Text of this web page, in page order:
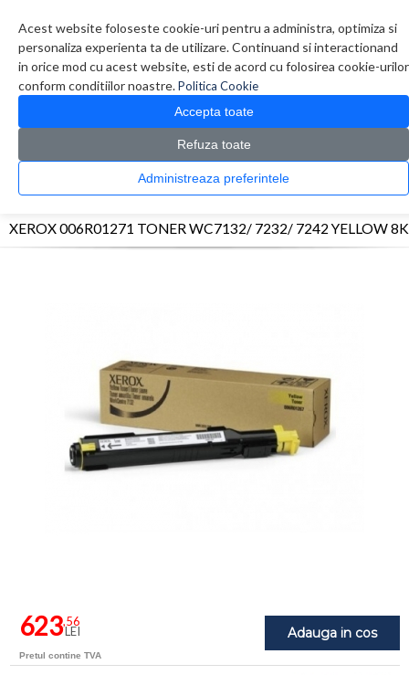
Acest website foloseste cookie-uri pentru a administra, optimiza si
personaliza experienta ta de utilizare. Continuand si interactionand
in orice mod cu acest website, esti de acord cu folosirea cookie-urilor
conform conditiilor noastre.Politica Cookie
Accepta toate
Refuza toate
Administreaza preferintele
0 produs(e)
CATALOG PRODUSE
Consumabile originale > Toner > XEROX 006R01271 TONER WC7132/
XEROX 006R01271 TONER WC7132/ 7232/ 7242 YELLOW 8K
Adauga in cos
623,56
LEI
Pretul contine TVA